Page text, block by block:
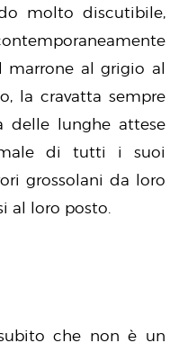
molto discutibile,
al grigio al
la cravatta sempre
delle lunghe attese
di tutti i suoi
grossolani da loro
al loro posto.
che non è un